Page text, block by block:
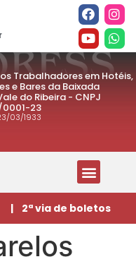
Trabalhadores em Hotéis,
e Bares da Baixada
do Ribeira - CNPJ
0001-23
03/1933
| 2ª via de boletos